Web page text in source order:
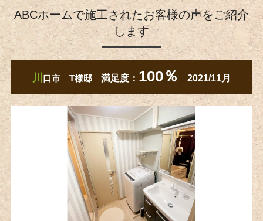
ABCホームで施工されたお客様の声をご紹介
します
川 口市 T様邸 満足度： 100％ 2021/11月